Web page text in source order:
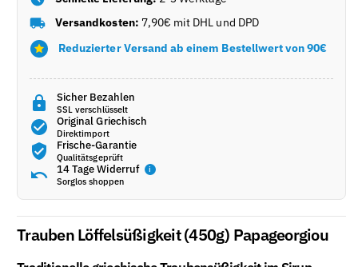
Versandkosten: 7,90€ mit DHL und DPD
Reduzierter Versand ab einem Bestellwert von 90€
Sicher Bezahlen
SSL verschlüsselt
Original Griechisch
Direktimport
Frische-Garantie
Qualitätsgeprüft
14 Tage Widerruf i
Sorglos shoppen
Trauben Löffelsüßigkeit (450g) Papageorgiou